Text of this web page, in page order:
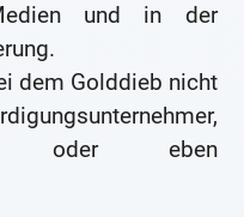
und in der
dem Golddieb nicht
oder eben